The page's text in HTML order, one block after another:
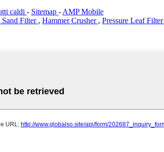
caldi - Sitemap - AMP Mobile
Sand Filter , Hammer Crusher , Pressure Leaf Filter